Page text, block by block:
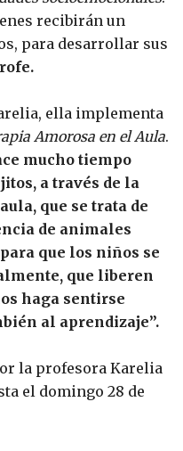
recibirán un
para desarrollar sus
ella implementa
Amorosa en el Aula.
mucho tiempo
a través de la
que se trata de
de animales
que los niños se
que liberen
haga sentirse
al aprendizaje”.
la profesora Karelia
el domingo 28 de